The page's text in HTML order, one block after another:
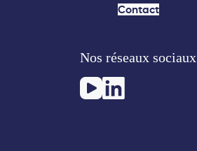
Contact
Nos réseaux sociaux